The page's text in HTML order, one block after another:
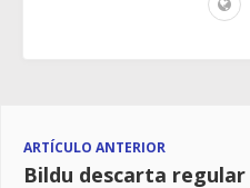
ARTÍCULO ANTERIOR
Bildu descarta regular